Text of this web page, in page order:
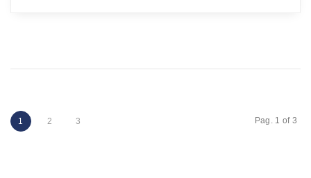
1 2 3 Pag. 1 of 3